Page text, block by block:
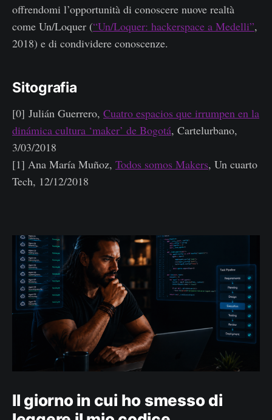
offrendomi l’opportunità di conoscere nuove realtà
come Un/Loquer (“Un/Loquer: hackerspace a Medelli”,
2018) e di condividere conoscenze.
Sitografia
[0] Julián Guerrero, Cuatro espacios que irrumpen en la
dinámica cultura ‘maker’ de Bogotá, Cartelurbano,
3/03/2018
[1] Ana María Muñoz, Todos somos Makers, Un cuarto
Tech, 12/12/2018
Il giorno in cui ho smesso di